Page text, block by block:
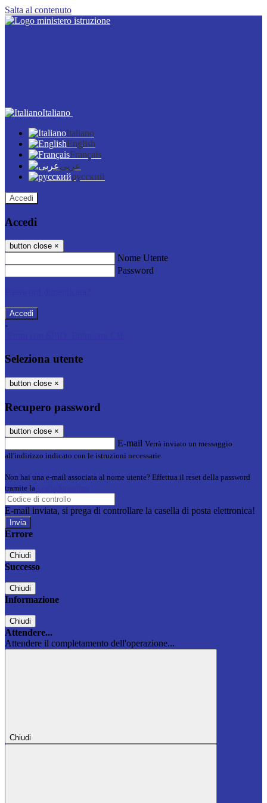
Salta al contenuto
Italiano
Italiano
English
Français
عربى
русский
Accedi
Accedi
button close ×
Nome Utente
Password
-
Seleziona utente
button close ×
Recupero password
button close ×
E-mail Verrà inviato un messaggio
all'indirizzo indicato con le istruzioni necessarie.
Non hai una e-mail associata al nome utente? Effettua il reset della password
tramite la
E-mail inviata, si prega di controllare la casella di posta elettronica!
Errore
Chiudi
Successo
Chiudi
Informazione
Chiudi
Attendere...
Attendere il completamento dell'operazione...
Chiudi